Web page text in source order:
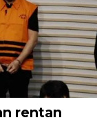
rentan